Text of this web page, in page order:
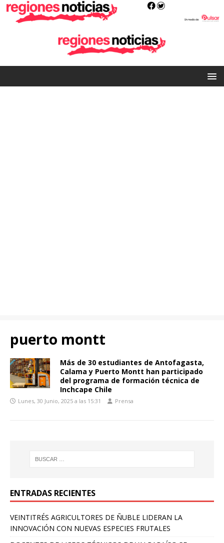
puerto montt
Más de 30 estudiantes de Antofagasta,
Calama y Puerto Montt han participado
del programa de formación técnica de
Inchcape Chile
Lunes, 30 Junio, 2025 a las 15:31 Prensa
ENTRADAS RECIENTES
VEINTITRÉS AGRICULTORES DE ÑUBLE LIDERAN LA
INNOVACIÓN CON NUEVAS ESPECIES FRUTALES